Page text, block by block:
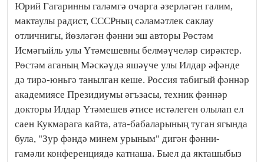
Юрий Гагаринны галәмгә очарга әзерләгән галим,
мактаулы радист, СССРның сәламәтлек саклау
отличнигы, йөзләгән фәнни эш авторы Рөстәм
Исмәгыйль улы Үтәмешевны белмәүчеләр сирәктер.
Рөстәм аганың Мәскәүдә яшәүче улы Илдар әфәнде
дә тирә-юньгә танылган кеше. Россия табигый фәннәр
академиясе Президиумы әгъзасы, техник фәннәр
докторы Илдар Үтәмешев әтисе истәлеген олылап ел
саен Кукмарага кайта, ата-бабаларының туган ягында
була, "Зур фәндә минем урыным" дигән фәнни-
гамәли конференциядә катнаша. Быел да якташыбыз